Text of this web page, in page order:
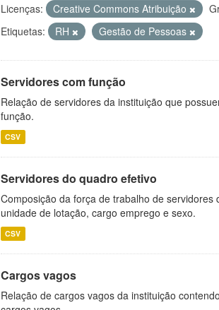
Licenças: Creative Commons Atribuição
Etiquetas:
RH Gestão de Pessoas
Servidores com função
Relação de servidores da instituição que
função.
CSV
Servidores do quadro efetivo
Composição da força de trabalho de
unidade de lotação, cargo emprego e sexo.
CSV
Cargos vagos
Relação de cargos vagos da instituição